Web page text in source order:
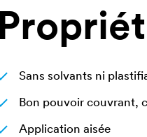
Sans solvants ni
Bon pouvoir couvrant,
Application aisée